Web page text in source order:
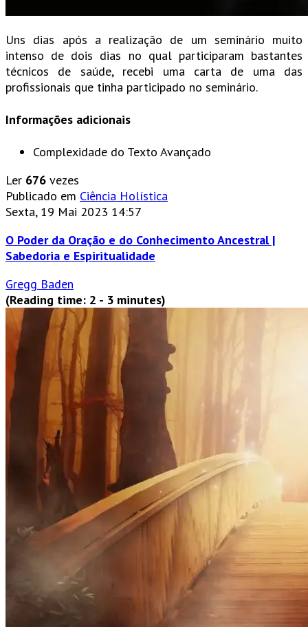
Uns dias após a realização de um seminário muito
intenso de dois dias no qual participaram bastantes
técnicos de saúde, recebi uma carta de uma das
profissionais que tinha participado no seminário.
Informações adicionais
Complexidade do Texto Avançado
Ler 676 vezes
Publicado em Ciência Holística
Sexta, 19 Mai 2023 14:57
O Poder da Oração e do Conhecimento Ancestral |
Sabedoria e Espiritualidade
Gregg Baden
(Reading time: 2 - 3 minutes)